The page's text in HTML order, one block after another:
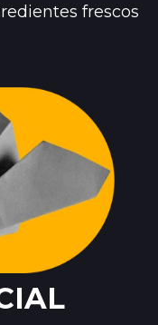
frescos